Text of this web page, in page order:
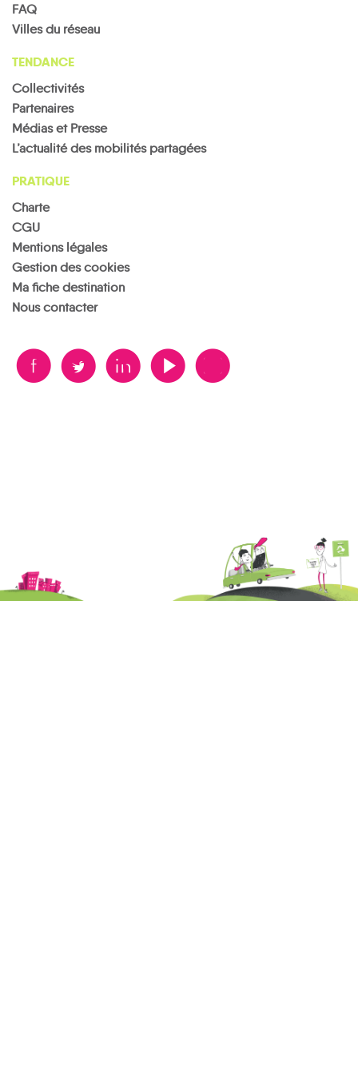
FAQ
Villes du réseau
TENDANCE
Collectivités
Partenaires
Médias et Presse
L’actualité des mobilités partagées
PRATIQUE
Charte
CGU
Mentions légales
Gestion des cookies
Ma fiche destination
Nous contacter
B A D F V